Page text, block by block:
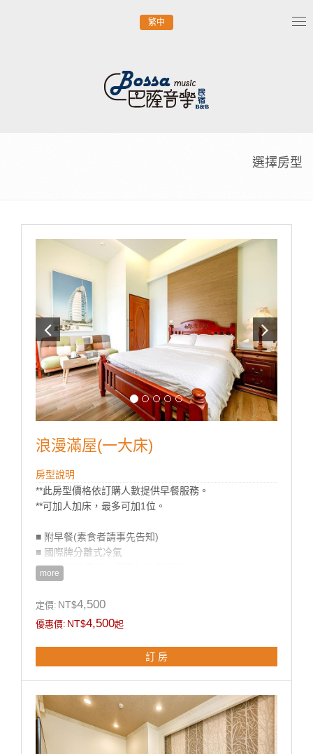
繁中
選擇房型
浪漫滿屋(一大床)
房型說明
**此房型價格依訂購人數提供早餐服務。
**可加人加床，最多可加1位。
■ 附早餐(素食者請事先告知)
■ 國際牌分離式冷氣
■ 50吋液晶電視、第四台有線頻道
■ 獨立筒床墊、高級羽絨被、乳膠枕
■ 乾溼分離衛浴設備、浴缸
■ 盥洗用品
■ 茶包、咖啡包、礦泉水
■ 無線WIFI上網
more
定價: NT$4,500
優惠價: NT$4,500起
訂 房